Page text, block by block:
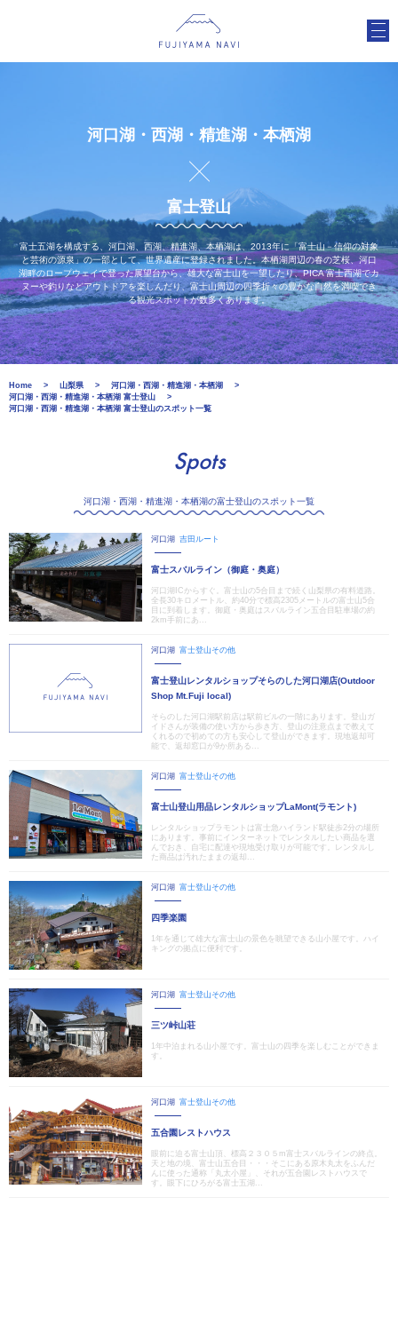
河口湖・西湖・精進湖・本栖湖
富士登山
富士五湖を構成する、河口湖、西湖、精進湖、本栖湖は、2013年に「富士山－信仰の対象
と芸術の源泉」の一部として、世界遺産に登録されました。本栖湖周辺の春の芝桜、河口
湖畔のロープウェイで登った展望台から、雄大な富士山を一望したり、PICA 富士西湖でカ
ヌーや釣りなどアウトドアを楽しんだり、富士山周辺の四季折々の豊かな自然を満喫でき
る観光スポットが数多くあります。
Home 山梨県
河口湖・西湖・精進湖・本栖湖
河口湖・西湖・精進湖・本栖湖 富士登山
河口湖・西湖・精進湖・本栖湖 富士登山のスポット一覧
Spots
河口湖・西湖・精進湖・本栖湖の富士登山のスポット一覧
河口湖 吉田ルート
富士スバルライン（御庭・奥庭）
河口湖ICからすぐ。富士山の5合目まで続く山梨県の有料道路。
全長30キロメートル、約40分で標高2305メートルの富士山5合
目に到着します。御庭・奥庭はスバルライン五合目駐車場の約
2km手前にあ...
河口湖 富士登山その他
富士登山レンタルショップそらのした河口湖店(Outdoor
Shop Mt.Fuji local)
そらのした河口湖駅前店は駅前ビルの一階にあります。登山ガ
イドさんが装備の使い方から歩き方、登山の注意点まで教えて
くれるので初めての方も安心して登山ができます。現地返却可
能で、返却窓口が9か所ある...
河口湖 富士登山その他
富士山登山用品レンタルショップLaMont(ラモント)
レンタルショップラモントは富士急ハイランド駅徒歩2分の場所
にあります。事前にインターネットでレンタルしたい商品を選
んでおき、自宅に配達や現地受け取りが可能です。レンタルし
た商品は汚れたままの返却...
河口湖 富士登山その他
四季楽園
1年を通じて雄大な富士山の景色を眺望できる山小屋です。ハイ
キングの拠点に便利です。
河口湖 富士登山その他
三ツ峠山荘
1年中泊まれる山小屋です。富士山の四季を楽しむことができま
す。
河口湖 富士登山その他
五合園レストハウス
眼前に迫る富士山頂、標高２３０５m富士スバルラインの終点。
天と地の境、富士山五合目・・・そこにある原木丸太をふんだ
んに使った通称「丸太小屋」、それが五合園レストハウスで
す。眼下にひろがる富士五湖...